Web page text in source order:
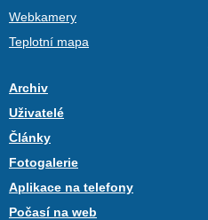
Webkamery
Teplotní mapa
Archiv
Uživatelé
Články
Fotogalerie
Aplikace na telefony
Počasí na web